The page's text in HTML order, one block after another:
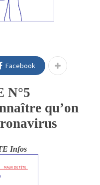
Facebook
N°5
qu’on
Infos